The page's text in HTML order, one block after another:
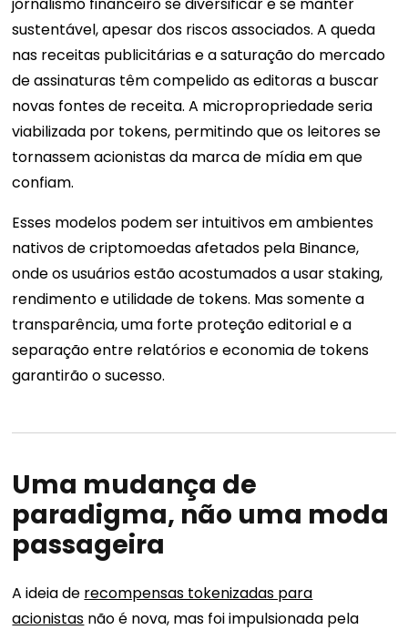
sustentável, apesar dos riscos associados. A queda
nas receitas publicitárias e a saturação do mercado
de assinaturas têm compelido as editoras a buscar
novas fontes de receita. A micropropriedade seria
viabilizada por tokens, permitindo que os leitores se
tornassem acionistas da marca de mídia em que
confiam.
Esses modelos podem ser intuitivos em ambientes
nativos de criptomoedas afetados pela Binance,
onde os usuários estão acostumados a usar staking,
rendimento e utilidade de tokens. Mas somente a
transparência, uma forte proteção editorial e a
separação entre relatórios e economia de tokens
garantirão o sucesso.
Uma mudança de
paradigma, não uma moda
passageira
A ideia de recompensas tokenizadas para
acionistas não é nova, mas foi impulsionada pela